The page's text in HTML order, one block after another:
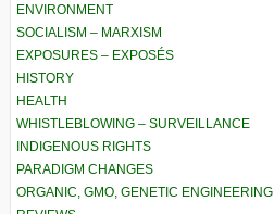
ENVIRONMENT
SOCIALISM – MARXISM
EXPOSURES – EXPOSÉS
HISTORY
HEALTH
WHISTLEBLOWING – SURVEILLANCE
INDIGENOUS RIGHTS
PARADIGM CHANGES
ORGANIC, GMO, GENETIC ENGINEERING